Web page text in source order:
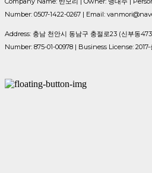
Number: 0507-1422-0267 | Email:
Address: 충남 천안시 동남구 충절로23 (신부동
Number: 875-01-00978 | Business License: